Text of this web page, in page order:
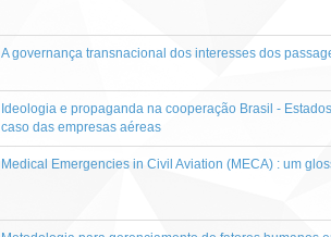
A governança transnacional dos interesses dos
Ideologia e propaganda na cooperação Brasil -
caso das empresas aéreas
Medical Emergencies in Civil Aviation (MECA) : um